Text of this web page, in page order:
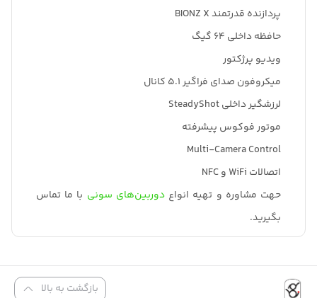
پردازنده قدرتمند BIONZ X
حافظه داخلی 64 گیگ
ویدیو پرژکتور
میکروفون صدای فراگیر 5.1 کانال
لرزشگیر داخلی SteadyShot
موتور فوکوس پیشرفته
Multi-Camera Control
اتصالات WiFi و NFC
حهت مشاوره و تهیه انواعدوربین‌های سونی با ما تماس
بگیرید.
بازگشت به بالا